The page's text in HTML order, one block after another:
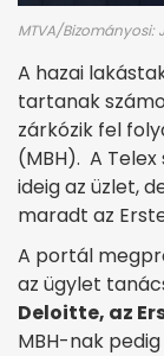
MTVA/Bizományosi:
A hazai
tartanak
zárkózik fel
(MBH). A Telex
ideig az üzlet,
maradt az
A portál
az ügylet
Deloitte, az
MBH-nak